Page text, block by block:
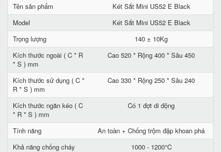
Tên sản phẩm
Két Sắt Mini US52 E Black
Model
Két Sắt Mini US52 E Black
Trọng lượng
140 ± 10Kg
Kích thước ngoài ( C * R
* S ) mm
Cao 520 * Rộng 400 * Sâu 450
Kích thước sử dụng ( C *
R * S ) mm
Cao 330 * Rộng 250 * Sâu 240
Kích thước ngăn kéo ( C
* R * S ) mm
Có 1 đợt di động
Tính năng
An toàn + Chống trộm đập khoan phá
Khả năng chống cháy
1000 - 1200°C